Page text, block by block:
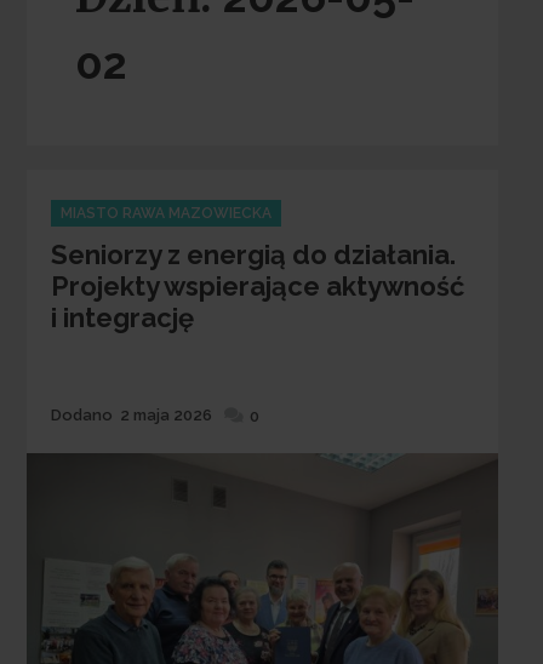
02
Categories
MIASTO RAWA MAZOWIECKA
Seniorzy z energią do działania.
Projekty wspierające aktywność
i integrację
Dodane
Dodano 2 maja 2026 0